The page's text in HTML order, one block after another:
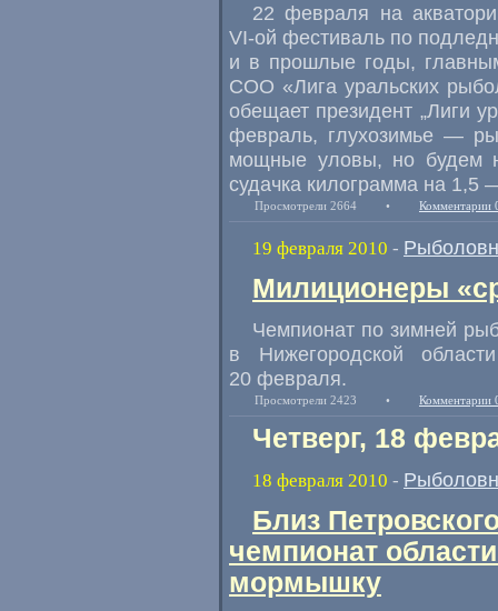
22 февраля на
VI-ой фестиваль по
и в прошлые годы,
СОО «Лига уральских
обещает президент „Лиги
февраль, глухозимье —
мощные уловы, но будем
судачка килограмма на 1,5
Просмотрели 2664 • Комментарии
19 февраля 2010 -
Милиционеры
Чемпионат по зимней
в Нижегородской
20 февраля.
Просмотрели 2423 • Комментарии
Четверг, 18
18 февраля 2010 -
Близ
чемпионат
мормышку